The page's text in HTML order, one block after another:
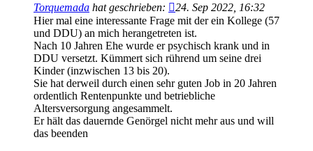
Torquemada hat geschrieben:
24. Sep 2022, 16:32
Hier mal eine interessante Frage mit der ein Kollege (57
und DDU) an mich herangetreten ist.
Nach 10 Jahren Ehe wurde er psychisch krank und in
DDU versetzt. Kümmert sich rührend um seine drei
Kinder (inzwischen 13 bis 20).
Sie hat derweil durch einen sehr guten Job in 20 Jahren
ordentlich Rentenpunkte und betriebliche
Altersversorgung angesammelt.
Er hält das dauernde Genörgel nicht mehr aus und will
das beenden